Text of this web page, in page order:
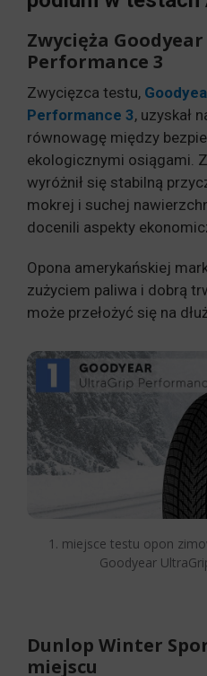
WP52
Maxxis Premitra Snow
WP6
Triangle WinterX
TW401
Kenda Wintergen 2
KR501
Davanti Wintoura +
Zwycięża
Performance 3
Zwycięzca testu,
Performance 3, uzyskał
równowagę między
ekologicznymi osiągami.
wyróżnił się stabilną
mokrej i suchej
docenili aspekty
Opona amerykańskiej
zużyciem paliwa i dobrą
może przełożyć się na
1. miejsce testu opon
Goodyear
Dunlop Winter
miejscu